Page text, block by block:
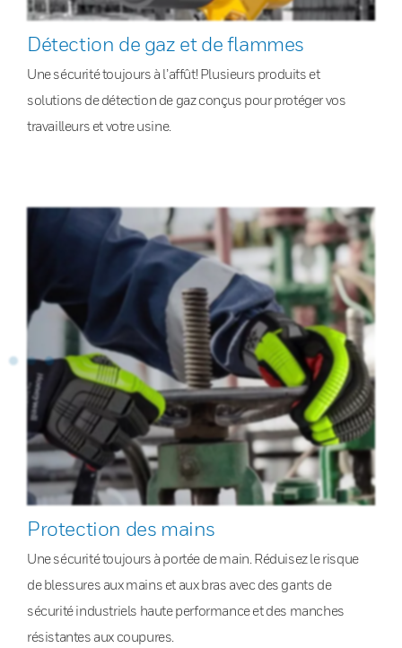
Détection de gaz et de flammes
Une sécurité toujours à l’affût! Plusieurs produits et
solutions de détection de gaz conçus pour protéger vos
travailleurs et votre usine.
Protection des mains
Une sécurité toujours à portée de main. Réduisez le risque
de blessures aux mains et aux bras avec des gants de
sécurité industriels haute performance et des manches
résistantes aux coupures.